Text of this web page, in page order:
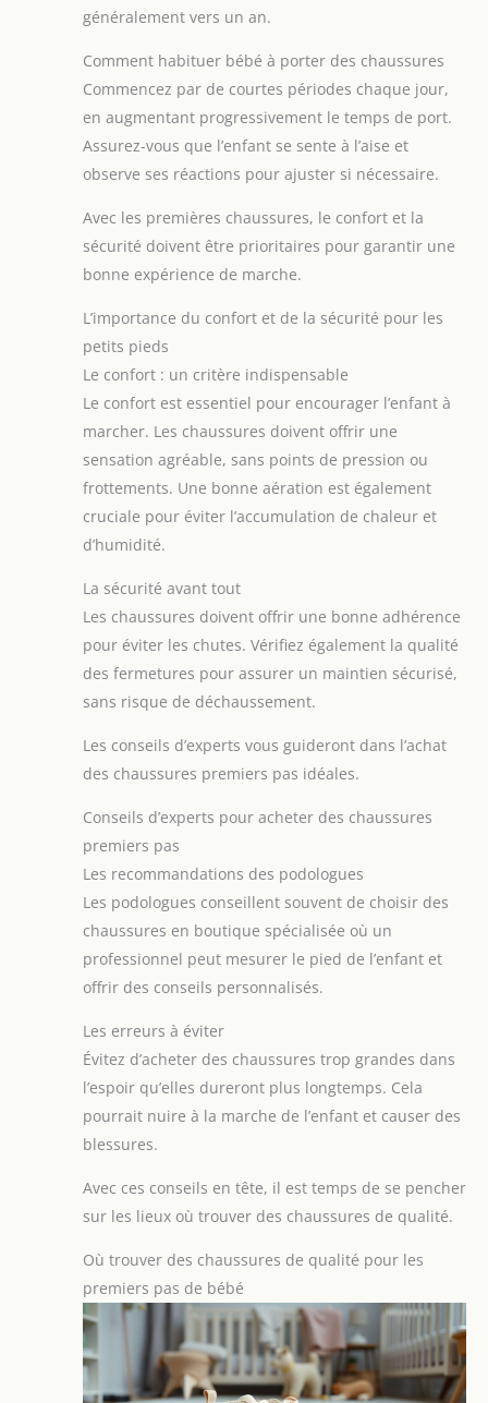
généralement vers un an.
Comment habituer bébé à porter des chaussures
Commencez par de courtes périodes chaque jour,
en augmentant progressivement le temps de port.
Assurez-vous que l’enfant se sente à l’aise et
observe ses réactions pour ajuster si nécessaire.
Avec les premières chaussures, le confort et la
sécurité doivent être prioritaires pour garantir une
bonne expérience de marche.
L’importance du confort et de la sécurité pour les
petits pieds
Le confort : un critère indispensable
Le confort est essentiel pour encourager l’enfant à
marcher. Les chaussures doivent offrir une
sensation agréable, sans points de pression ou
frottements. Une bonne aération est également
cruciale pour éviter l’accumulation de chaleur et
d’humidité.
La sécurité avant tout
Les chaussures doivent offrir une bonne adhérence
pour éviter les chutes. Vérifiez également la qualité
des fermetures pour assurer un maintien sécurisé,
sans risque de déchaussement.
Les conseils d’experts vous guideront dans l’achat
des chaussures premiers pas idéales.
Conseils d’experts pour acheter des chaussures
premiers pas
Les recommandations des podologues
Les podologues conseillent souvent de choisir des
chaussures en boutique spécialisée où un
professionnel peut mesurer le pied de l’enfant et
offrir des conseils personnalisés.
Les erreurs à éviter
Évitez d’acheter des chaussures trop grandes dans
l’espoir qu’elles dureront plus longtemps. Cela
pourrait nuire à la marche de l’enfant et causer des
blessures.
Avec ces conseils en tête, il est temps de se pencher
sur les lieux où trouver des chaussures de qualité.
Où trouver des chaussures de qualité pour les
premiers pas de bébé